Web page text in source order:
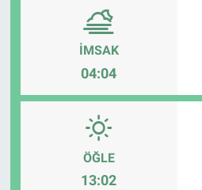
İMSAK
04:04
ÖĞLE
13:02